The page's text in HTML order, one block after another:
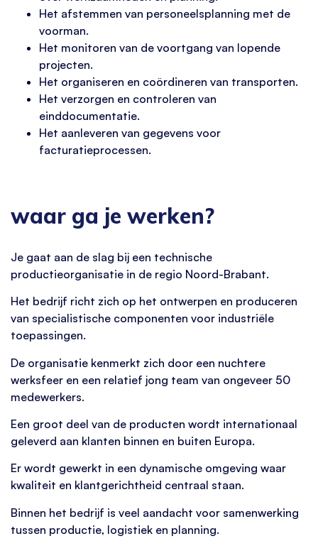
Het afstemmen van personeelsplanning met de
voorman.
Het monitoren van de voortgang van lopende
projecten.
Het organiseren en coördineren van transporten.
Het verzorgen en controleren van
einddocumentatie.
Het aanleveren van gegevens voor
facturatieprocessen.
waar ga je werken?
Je gaat aan de slag bij een technische
productieorganisatie in de regio Noord-Brabant.
Het bedrijf richt zich op het ontwerpen en produceren
van specialistische componenten voor industriële
toepassingen.
De organisatie kenmerkt zich door een nuchtere
werksfeer en een relatief jong team van ongeveer 50
medewerkers.
Een groot deel van de producten wordt internationaal
geleverd aan klanten binnen en buiten Europa.
Er wordt gewerkt in een dynamische omgeving waar
kwaliteit en klantgerichtheid centraal staan.
Binnen het bedrijf is veel aandacht voor samenwerking
tussen productie, logistiek en planning.